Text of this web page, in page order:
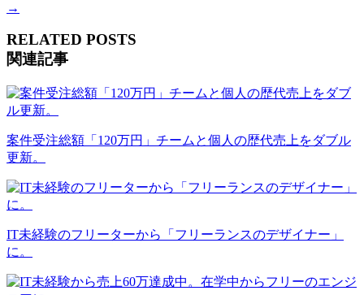
→
RELATED POSTS
関連記事
案件受注総額「120万円」チームと個人の歴代売上をダブル
更新。
IT未経験のフリーターから「フリーランスのデザイナー」
に。